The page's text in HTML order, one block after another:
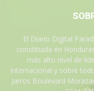
El Diario Digital
constituida en
más alto nivel de
internacional y sobre
Jarros Boulevard